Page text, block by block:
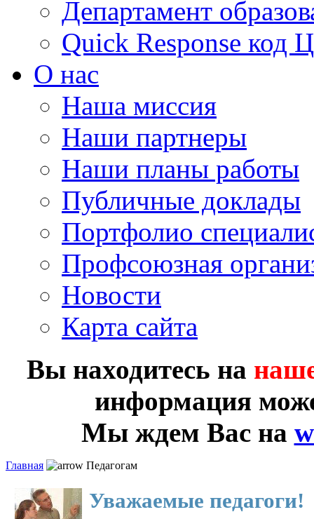
Департамент
Quick Response код
О нас
Наша миссия
Наши партнеры
Наши планы работы
Публичные доклады
Портфолио
Профсоюзная
Новости
Карта сайта
Вы находитесь на
информация
Мы ждем Вас на
Главная Педагогам
Уважаемые педагоги!